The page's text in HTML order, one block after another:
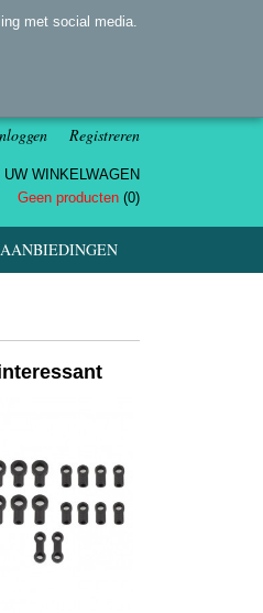
Registreren
UW WINKELWAGEN
Geen producten (0)
met social media.